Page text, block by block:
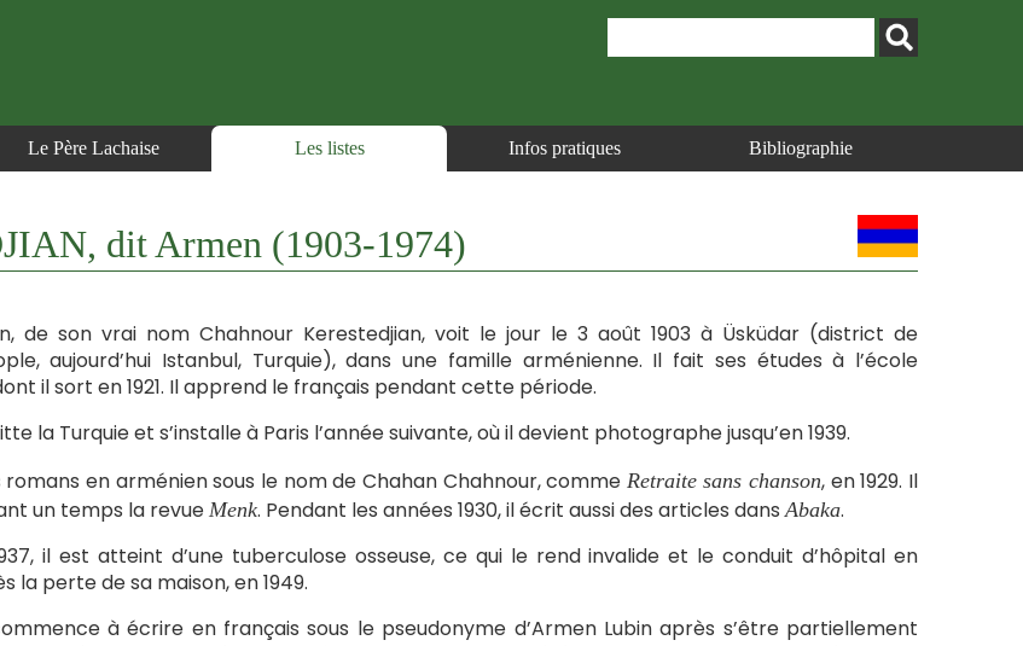
Le Père Lachaise Les listes Infos pratiques Bibliographie
dit Armen (1903-1974)
de son vrai nom Chahnour Kerestedjian, voit le jour le 3 août 1903 à Üsküdar (district de
aujourd’hui Istanbul, Turquie), dans une famille arménienne. Il fait ses études à l’école
il sort en 1921. Il apprend le français pendant cette période.
la Turquie et s’installe à Paris l’année suivante, où il devient photographe jusqu’en 1939.
romans en arménien sous le nom de Chahan Chahnour, comme Retraite sans chanson, en 1929. Il
un temps la revueMenk. Pendant les années 1930, il écrit aussi des articles dansAbaka.
il est atteint d’une tuberculose osseuse, ce qui le rend invalide et le conduit d’hôpital en
la perte de sa maison, en 1949.
à écrire en français sous le pseudonyme d’Armen Lubin après s’être partiellement